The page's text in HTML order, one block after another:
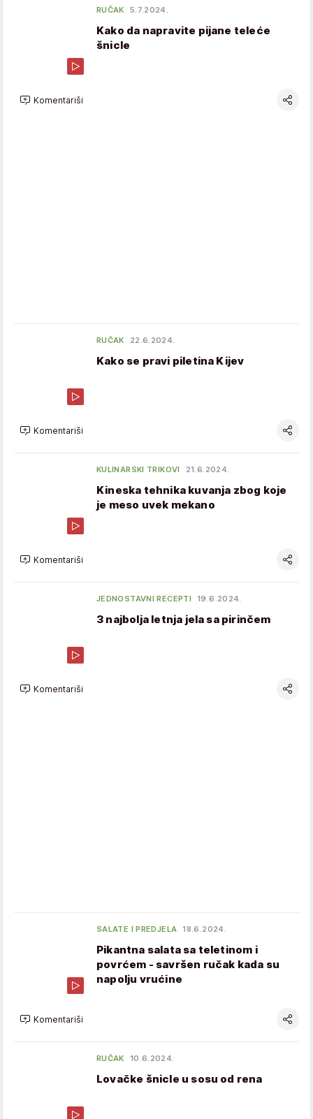
RUČAK 5.7.2024.
Kako da napravite pijane teleće
šnicle
Komentariši
RUČAK 22.6.2024.
Kako se pravi piletina Kijev
Komentariši
KULINARSKI TRIKOVI 21.6.2024.
Kineska tehnika kuvanja zbog koje
je meso uvek mekano
Komentariši
JEDNOSTAVNI RECEPTI 19.6.2024.
3 najbolja letnja jela sa pirinčem
Komentariši
SALATE I PREDJELA 18.6.2024.
Pikantna salata sa teletinom i
povrćem - savršen ručak kada su
napolju vrućine
Komentariši
RUČAK 10.6.2024.
Lovačke šnicle u sosu od rena